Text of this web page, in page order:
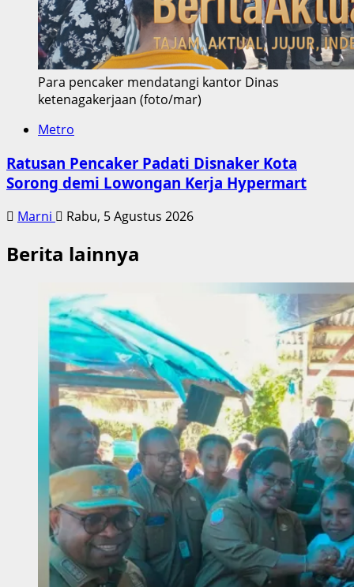
Para pencaker mendatangi kantor Dinas
ketenagakerjaan (foto/mar)
Metro
Ratusan Pencaker Padati Disnaker Kota
Sorong demi Lowongan Kerja Hypermart
Marni Rabu, 5 Agustus 2026
Berita lainnya